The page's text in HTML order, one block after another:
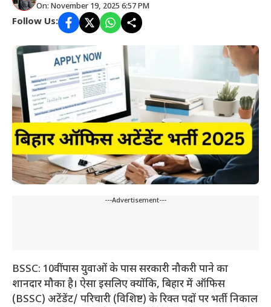
On: November 19, 2025 6:57 PM
Follow Us:
---Advertisement---
BSSC: 10वीं पास युवाओं के पास सरकारी नौकरी पाने का
शानदार मौका है। ऐसा इसलिए क्योंकि, बिहार में ऑफिस
(BSSC) अटेंडेंट/ परिचारी (विशिष्ट) के रिक्त पदों पर भर्ती निकाल